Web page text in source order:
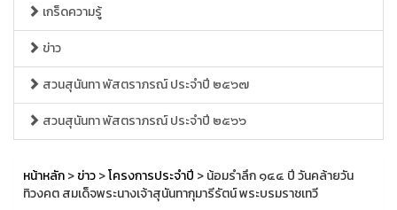
เกร็ดความรู้
ข่าว
สวนสุนันทา พัสตราภรณ์ ประจำปี ๒๕๖๗
สวนสุนันทา พัสตราภรณ์ ประจำปี ๒๕๖๖
หน้าหลัก>ข่าว>โครงการประจำปี > น้อมรำลึก ๑๔๔ ปี วันคล้ายวัน
ทิวงคต สมเด็จพระนางเจ้าสุนันทากุมารีรัตน์ พระบรมราชเทวี